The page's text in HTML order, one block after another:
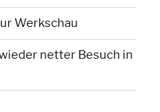
Werkschau
netter Besuch in